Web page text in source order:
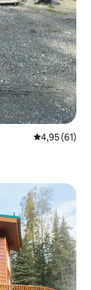
5 üzerinden
4,95 (61)